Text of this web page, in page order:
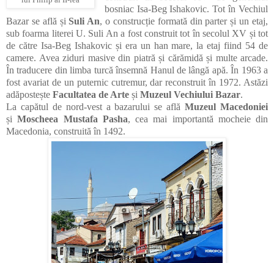
bosniac Isa-Beg Ishakovic. Tot în Vechiul
Bazar se află și Suli An,o construcție formată din parter și un etaj,
sub foarma literei U. Suli An a fost construit tot în secolul XV și tot
de către Isa-Beg Ishakovic și era un han mare, la etaj fiind 54 de
camere. Avea ziduri masive din piatră și cărămidă și multe arcade.
În traducere din limba turcă însemnă Hanul de lângă apă. În 1963 a
fost avariat de un puternic cutremur, dar reconstruit în 1972. Astăzi
adăpostește Facultatea de Arte și Muzeul Vechiului Bazar.
La capătul de nord-vest a bazarului se aflăMuzeul Macedoniei
șiMoscheea Mustafa Pasha, cea mai importantă mocheie din
Macedonia, construită în 1492.